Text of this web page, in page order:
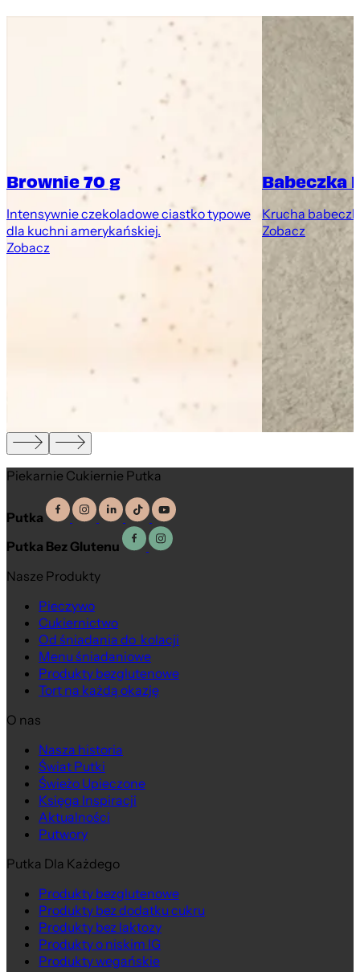
Brownie 70 g
Intensywnie czekoladowe ciastko typowe
dla kuchni amerykańskiej.
Zobacz
Babeczka
Krucha
Zobacz
Piekarnie Cukiernie Putka
Putka
Putka Bez Glutenu
Nasze Produkty
Pieczywo
Cukiernictwo
Od śniadania do kolacji
Menu śniadaniowe
Produkty bezglutenowe
Tort na każdą okazję
O nas
Nasza historia
Świat Putki
Świeżo Upieczone
Księga Inspiracji
Aktualności
Putwory
Putka Dla Każdego
Produkty bezglutenowe
Produkty bez dodatku cukru
Produkty bez laktozy
Produkty o niskim IG
Produkty wegańskie